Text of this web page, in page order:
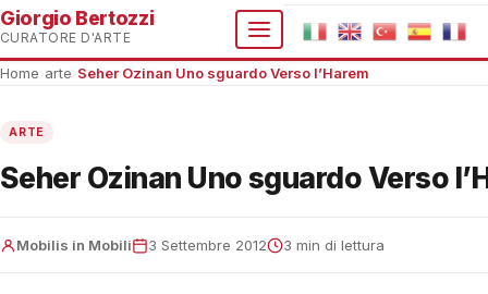
Giorgio Bertozzi
CURATORE D'ARTE
Home arte Seher Ozinan Uno sguardo Verso l’Harem
ARTE
Seher Ozinan Uno sguardo Verso
Mobilis in Mobili 3 Settembre 2012 3 min di lettura